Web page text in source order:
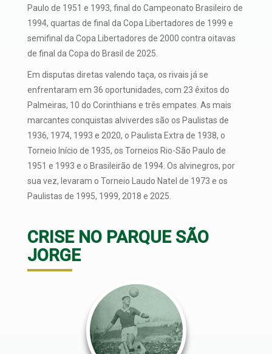
Paulo de 1951 e 1993, final do Campeonato Brasileiro de
1994, quartas de final da Copa Libertadores de 1999 e
semifinal da Copa Libertadores de 2000 contra oitavas
de final da Copa do Brasil de 2025.
Em disputas diretas valendo taça, os rivais já se
enfrentaram em 36 oportunidades, com 23 êxitos do
Palmeiras, 10 do Corinthians e três empates. As mais
marcantes conquistas alviverdes são os Paulistas de
1936, 1974, 1993 e 2020, o Paulista Extra de 1938, o
Torneio Iní­cio de 1935, os Torneios Rio-São Paulo de
1951 e 1993 e o Brasileirão de 1994. Os alvinegros, por
sua vez, levaram o Torneio Laudo Natel de 1973 e os
Paulistas de 1995, 1999, 2018 e 2025.
CRISE NO PARQUE SÃO
JORGE